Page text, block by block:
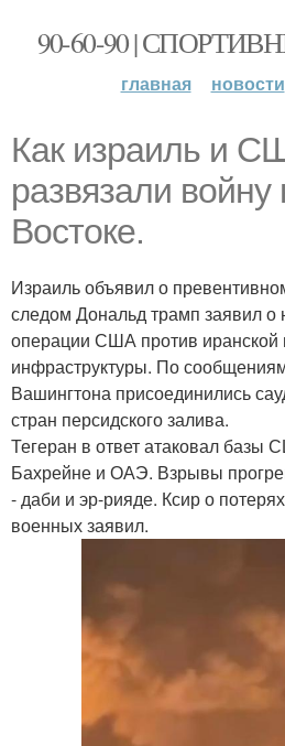
90-60-90 |
главная новости
Как израиль и
развязали
Востоке.
Израиль объявил о
следом Дональд трамп заявил
операции США против иранской
инфраструктуры. По
Вашингтона присоединились
стран персидского залива.
Тегеран в ответ атаковал базы
Бахрейне и ОАЭ. Взрывы
- даби и эр-рияде. Ксир о
военных заявил.